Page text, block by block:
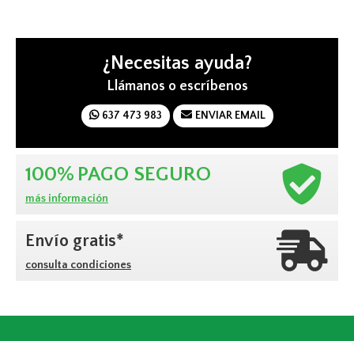
¿Necesitas ayuda?
Llámanos o escríbenos
637 473 983 ENVIAR EMAIL
100% PAGO SEGURO
más información
Envío gratis*
consulta condiciones